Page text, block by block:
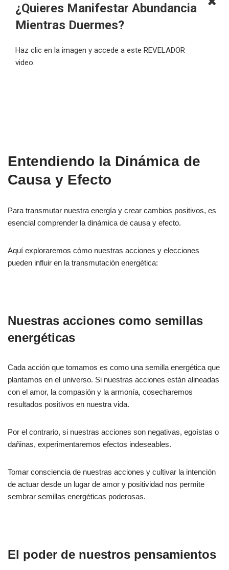
¿Quieres Manifestar Abundancia
Mientras Duermes?
Haz clic en la imagen y accede a este REVELADOR
video.
Entendiendo la Dinámica de
Causa y Efecto
Para transmutar nuestra energía y crear cambios positivos, es
esencial comprender la dinámica de causa y efecto.
Aquí exploraremos cómo nuestras acciones y elecciones
pueden influir en la transmutación energética:
Nuestras acciones como semillas
energéticas
Cada acción que tomamos es como una semilla energética que
plantamos en el universo. Si nuestras acciones están alineadas
con el amor, la compasión y la armonía, cosecharemos
resultados positivos en nuestra vida.
Por el contrario, si nuestras acciones son negativas, egoístas o
dañinas, experimentaremos efectos indeseables.
Tomar consciencia de nuestras acciones y cultivar la intención
de actuar desde un lugar de amor y positividad nos permite
sembrar semillas energéticas poderosas.
El poder de nuestros pensamientos